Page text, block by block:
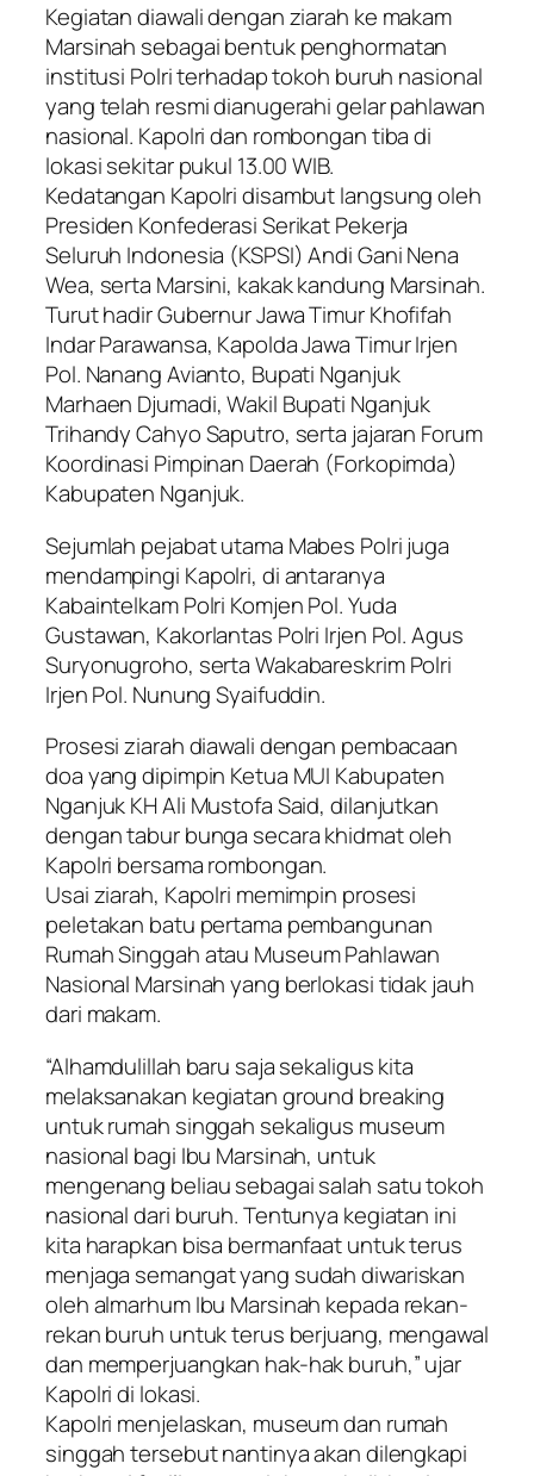
Kegiatan diawali dengan ziarah ke makam
Marsinah sebagai bentuk penghormatan
institusi Polri terhadap tokoh buruh nasional
yang telah resmi dianugerahi gelar pahlawan
nasional. Kapolri dan rombongan tiba di
lokasi sekitar pukul 13.00 WIB.
Kedatangan Kapolri disambut langsung oleh
Presiden Konfederasi Serikat Pekerja
Seluruh Indonesia (KSPSI) Andi Gani Nena
Wea, serta Marsini, kakak kandung Marsinah.
Turut hadir Gubernur Jawa Timur Khofifah
Indar Parawansa, Kapolda Jawa Timur Irjen
Pol. Nanang Avianto, Bupati Nganjuk
Marhaen Djumadi, Wakil Bupati Nganjuk
Trihandy Cahyo Saputro, serta jajaran Forum
Koordinasi Pimpinan Daerah (Forkopimda)
Kabupaten Nganjuk.
Sejumlah pejabat utama Mabes Polri juga
mendampingi Kapolri, di antaranya
Kabaintelkam Polri Komjen Pol. Yuda
Gustawan, Kakorlantas Polri Irjen Pol. Agus
Suryonugroho, serta Wakabareskrim Polri
Irjen Pol. Nunung Syaifuddin.
Prosesi ziarah diawali dengan pembacaan
doa yang dipimpin Ketua MUI Kabupaten
Nganjuk KH Ali Mustofa Said, dilanjutkan
dengan tabur bunga secara khidmat oleh
Kapolri bersama rombongan.
Usai ziarah, Kapolri memimpin prosesi
peletakan batu pertama pembangunan
Rumah Singgah atau Museum Pahlawan
Nasional Marsinah yang berlokasi tidak jauh
dari makam.
“Alhamdulillah baru saja sekaligus kita
melaksanakan kegiatan ground breaking
untuk rumah singgah sekaligus museum
nasional bagi Ibu Marsinah, untuk
mengenang beliau sebagai salah satu tokoh
nasional dari buruh. Tentunya kegiatan ini
kita harapkan bisa bermanfaat untuk terus
menjaga semangat yang sudah diwariskan
oleh almarhum Ibu Marsinah kepada rekan-
rekan buruh untuk terus berjuang, mengawal
dan memperjuangkan hak-hak buruh,” ujar
Kapolri di lokasi.
Kapolri menjelaskan, museum dan rumah
singgah tersebut nantinya akan dilengkapi